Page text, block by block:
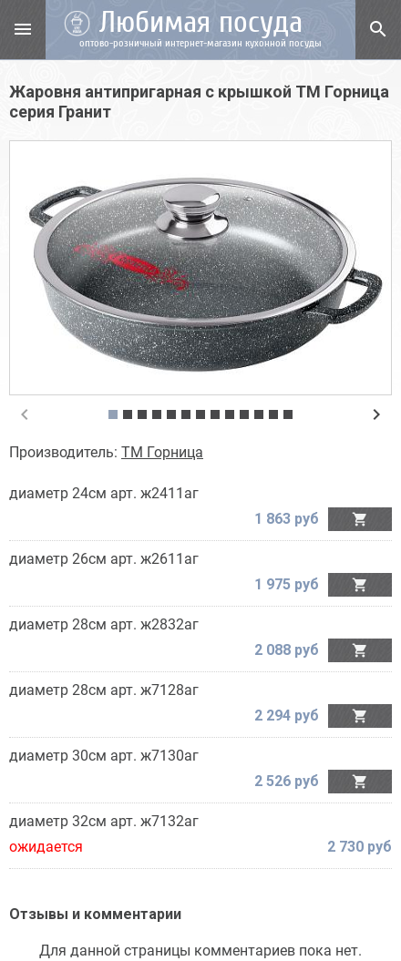
menu Любимая посуда
оптово-розничный интернет-магазин кухонной посуды
search
Жаровня антипригарная с крышкой ТМ Горница
серия Гранит
chevron_left chevron_right
Производитель: ТМ Горница
диаметр 24см арт. ж2411аг

1 863 руб
диаметр 26см арт. ж2611аг

1 975 руб
диаметр 28см арт. ж2832аг

2 088 руб
диаметр 28см арт. ж7128аг

2 294 руб
диаметр 30см арт. ж7130аг

2 526 руб
диаметр 32см арт. ж7132аг
ожидается
2 730 руб
Отзывы и комментарии
Для данной страницы комментариев пока нет.